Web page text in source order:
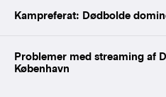
Kampreferat: Dødbolde
Problemer med streaming af
København